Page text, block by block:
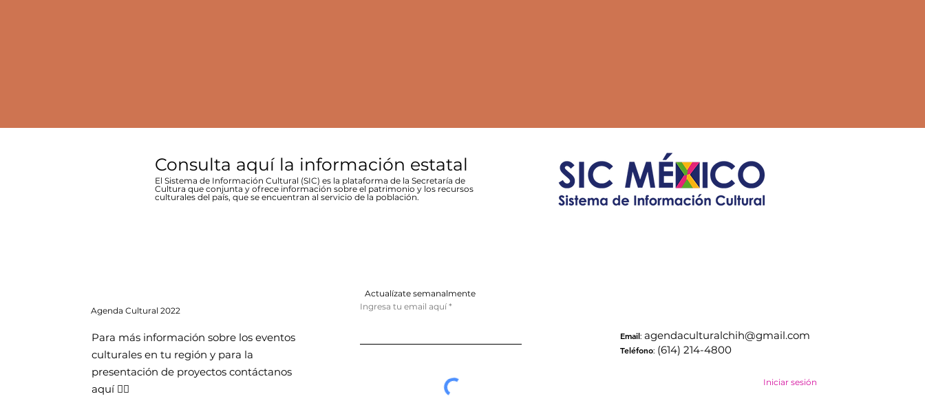
Consulta aquí la información estatal
El Sistema de Información Cultural (SIC) es la plataforma de la Secretaría de
Cultura que conjunta y ofrece información sobre el patrimonio y los recursos
culturales del país, que se encuentran al servicio de la población.
AgendaCultural 2022
Para más información sobre los eventos
culturales en tu región y para la
presentación de proyectos contáctanos
aquí 👇🏻
Actualízate semanalmente
Ingresa tu email aquí
Iniciar sesión
Email:agendaculturalchih@gmail.com
Teléfono: (614) 214-4800